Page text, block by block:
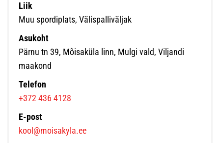
Liik
Muu spordiplats, Välispalliväljak
Asukoht
Pärnu tn 39, Mõisaküla linn, Mulgi vald, Viljandi
maakond
Telefon
+372 436 4128
E-post
kool@moisakyla.ee